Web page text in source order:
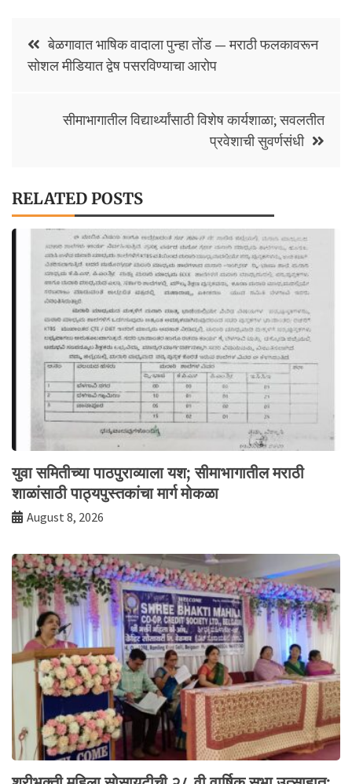
o
k
p
p
Li
n
Post
navigation
बेळगावात भाषिक वादाला पुन्हा तोंड — मराठी फलकावरून
सोशल मीडियात द्वेष पसरविण्याचा आरोप
सीमाभागातील विद्यार्थ्यांसाठी विशेष कार्यशाळा; सवलतीत
प्रवेशाची सुवर्णसंधी
RELATED POSTS
युवा समितीच्या पाठपुराव्याला यश; सीमाभागातील मराठी
शाळांसाठी पाठ्यपुस्तकांचा मार्ग मोकळा
August 8, 2026